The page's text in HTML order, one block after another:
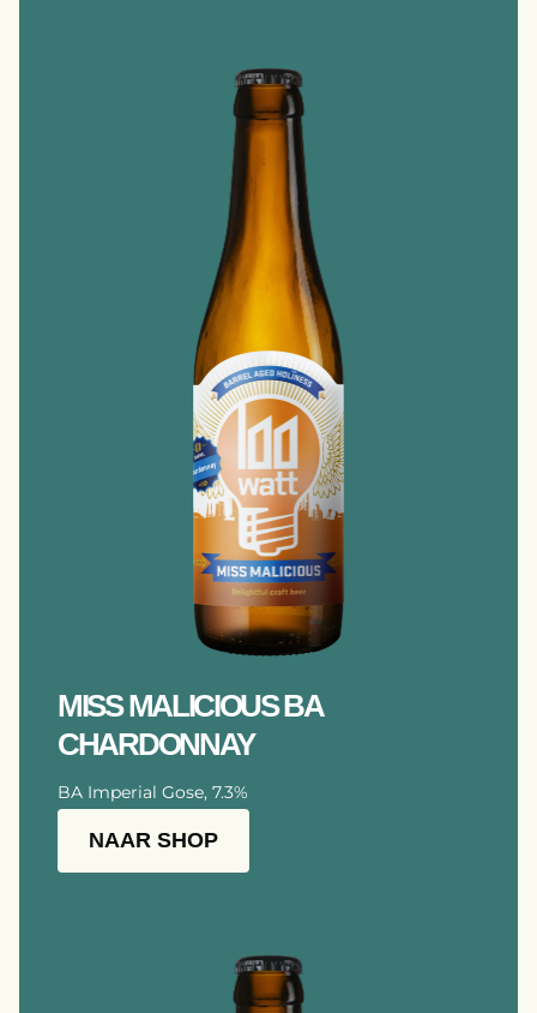
MISS MALICIOUS BA
CHARDONNAY
BA Imperial Gose, 7.3%
NAAR SHOP